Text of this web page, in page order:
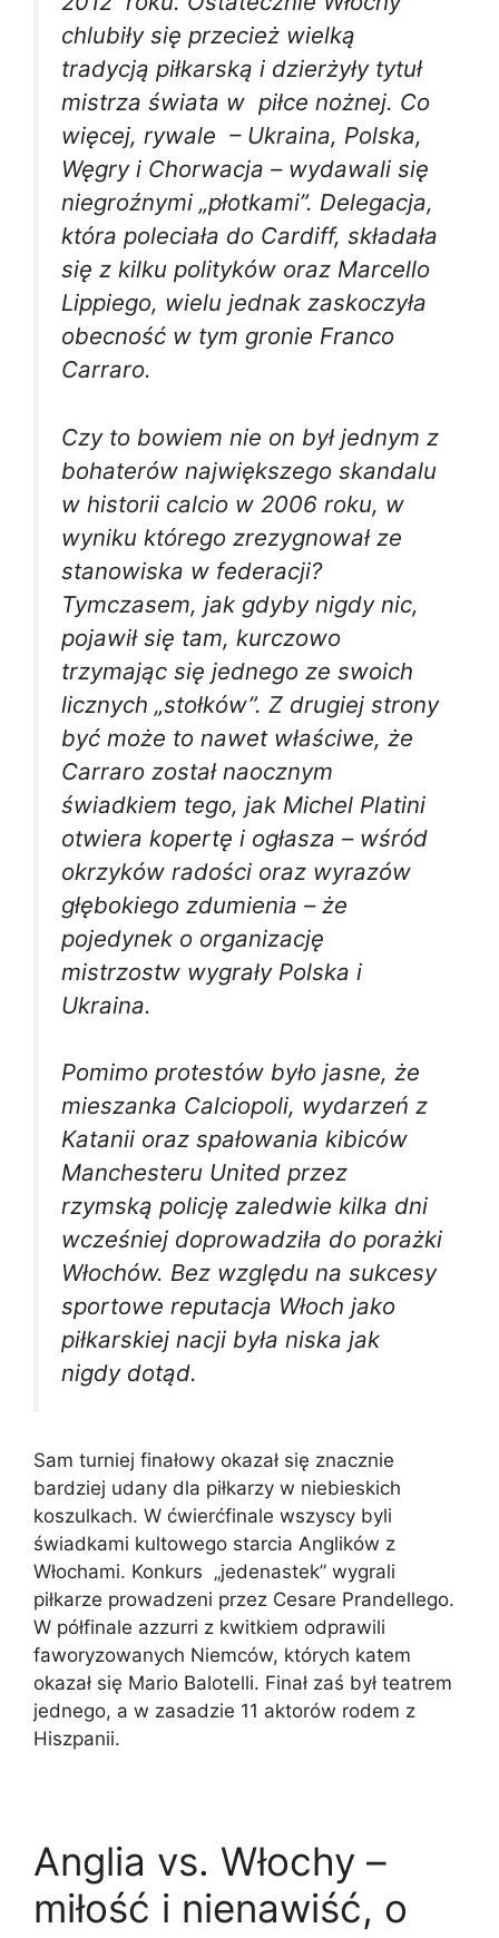
chlubiły się przecież wielką
tradycją piłkarską i dzierżyły tytuł
mistrza świata w piłce nożnej. Co
więcej, rywale – Ukraina, Polska,
Węgry i Chorwacja – wydawali się
niegroźnymi „płotkami”. Delegacja,
która poleciała do Cardiff, składała
się z kilku polityków oraz Marcello
Lippiego, wielu jednak zaskoczyła
obecność w tym gronie Franco
Carraro.
Czy to bowiem nie on był jednym z
bohaterów największego skandalu
w historii calcio w 2006 roku, w
wyniku którego zrezygnował ze
stanowiska w federacji?
Tymczasem, jak gdyby nigdy nic,
pojawił się tam, kurczowo
trzymając się jednego ze swoich
licznych „stołków”. Z drugiej strony
być może to nawet właściwe, że
Carraro został naocznym
świadkiem tego, jak Michel Platini
otwiera kopertę i ogłasza – wśród
okrzyków radości oraz wyrazów
głębokiego zdumienia – że
pojedynek o organizację
mistrzostw wygrały Polska i
Ukraina.
Pomimo protestów było jasne, że
mieszanka Calciopoli, wydarzeń z
Katanii oraz spałowania kibiców
Manchesteru United przez
rzymską policję zaledwie kilka dni
wcześniej doprowadziła do porażki
Włochów. Bez względu na sukcesy
sportowe reputacja Włoch jako
piłkarskiej nacji była niska jak
nigdy dotąd.
Sam turniej finałowy okazał się znacznie
bardziej udany dla piłkarzy w niebieskich
koszulkach. W ćwierćfinale wszyscy byli
świadkami kultowego starcia Anglików z
Włochami. Konkurs „jedenastek” wygrali
piłkarze prowadzeni przez Cesare Prandellego.
W półfinale azzurri z kwitkiem odprawili
faworyzowanych Niemców, których katem
okazał się Mario Balotelli. Finał zaś był teatrem
jednego, a w zasadzie 11 aktorów rodem z
Hiszpanii.
Anglia vs. Włochy –
miłość i nienawiść, o